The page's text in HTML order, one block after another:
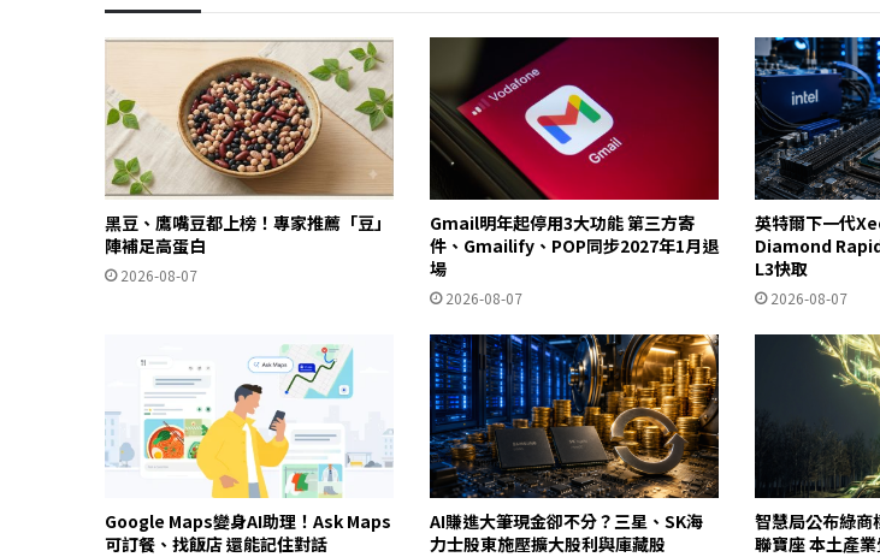
黑豆、鷹嘴豆都上榜！專家推薦「豆」
陣補足高蛋白
2026-08-07
Gmail明年起停用3大功能 第三方寄
件、Gmailify、POP同步2027年1月退
場
2026-08-07
英特爾下一代
Diamond
L3快取
2026-08-07
Google Maps變身AI助理！Ask Maps
可訂餐、找飯店 還能記住對話
AI賺進大筆現金卻不分？三星、SK海
力士股東施壓擴大股利與庫藏股
智慧局公布綠商
聯寶座 本土產